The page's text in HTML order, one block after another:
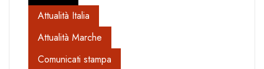
Attualità Italia
Attualità Marche
Comunicati stampa